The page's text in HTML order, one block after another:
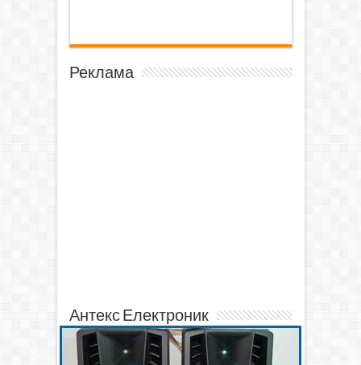
Реклама
Антекс Електроник